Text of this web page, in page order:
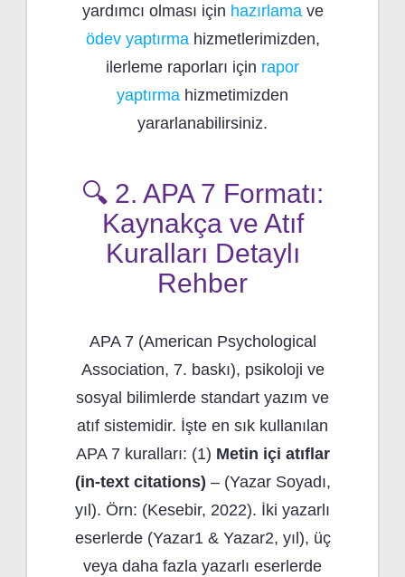
yardımcı olması için hazırlamave
ödev yaptırmahizmetlerimizden,
ilerleme raporları için rapor
yaptırma hizmetimizden
yararlanabilirsiniz.
🔍 2. APA 7 Formatı:
Kaynakça ve Atıf
Kuralları Detaylı
Rehber
APA 7 (American Psychological
Association, 7. baskı), psikoloji ve
sosyal bilimlerde standart yazım ve
atıf sistemidir. İşte en sık kullanılan
APA 7 kuralları: (1) Metin içi atıflar
(in-text citations) – (Yazar Soyadı,
yıl). Örn: (Kesebir, 2022). İki yazarlı
eserlerde (Yazar1 & Yazar2, yıl), üç
veya daha fazla yazarlı eserlerde